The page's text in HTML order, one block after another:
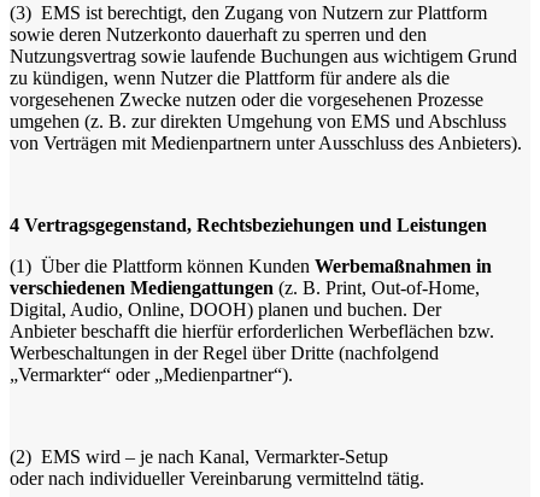
(3) EMS ist berechtigt, den Zugang von Nutzern zur Plattform
sowie deren Nutzerkonto dauerhaft zu sperren und den
Nutzungsvertrag sowie laufende Buchungen aus wichtigem Grund
zu kündigen, wenn Nutzer die Plattform für andere als die
vorgesehenen Zwecke nutzen oder die vorgesehenen Prozesse
umgehen (z. B. zur direkten Umgehung von EMS und Abschluss
von Verträgen mit Medienpartnern unter Ausschluss des Anbieters).
4 Vertragsgegenstand, Rechtsbeziehungen und Leistungen
(1) Über die Plattform können Kunden Werbemaßnahmen in
verschiedenen Mediengattungen (z. B. Print, Out-of-Home,
Digital, Audio, Online, DOOH) planen und buchen. Der
Anbieter beschafft die hierfür erforderlichen Werbeflächen bzw.
Werbeschaltungen in der Regel über Dritte (nachfolgend
„Vermarkter“ oder „Medienpartner“).
(2) EMS wird – je nach Kanal, Vermarkter-Setup
oder nach individueller Vereinbarung vermittelnd tätig.